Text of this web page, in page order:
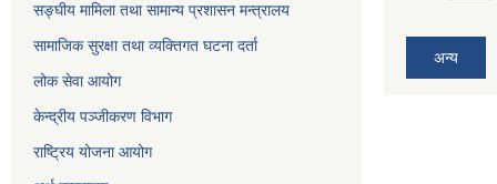
सङ्घीय मामिला तथा सामान्य प्रशासन मन्त्रालय
सामाजिक सुरक्षा तथा व्यक्तिगत घटना दर्ता
लोक सेवा आयोग
केन्द्रीय पञ्जीकरण विभाग
राष्ट्रिय योजना आयोग
अन्य